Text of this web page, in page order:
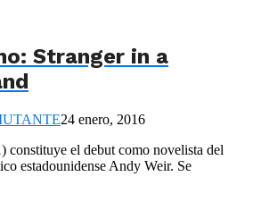
Stranger in a
24 enero, 2016
constituye el debut como novelista del
estadounidense Andy Weir. Se